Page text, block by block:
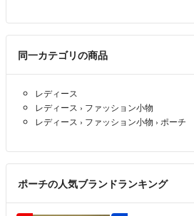
同一カテゴリの商品
レディース
レディース › ファッション小物
レディース › ファッション小物 › ポーチ
ポーチの人気ブランドランキング